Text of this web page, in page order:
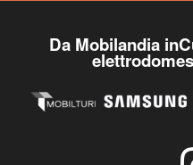
Da Mobilandia